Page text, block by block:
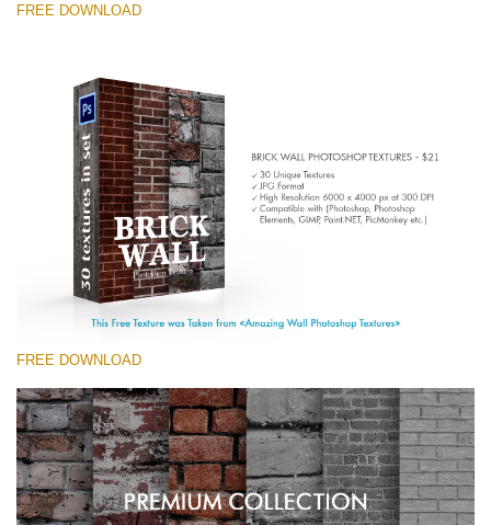
Xin hãy lựa chọn
Free Photoshop Texture #10 Small 800*533px
Brick Wall
(30 Textures)
Large 6000*4000px
Entire Collection
Tải xuống miễn phí
FREE DOWNLOAD
FREE DOWNLOAD